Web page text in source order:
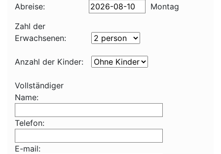
Abreise:
Montag
Zahl der
Erwachsenen:
Anzahl der Kinder:
Vollständiger
Name:
Telefon:
E-mail: